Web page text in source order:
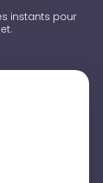
instants pour